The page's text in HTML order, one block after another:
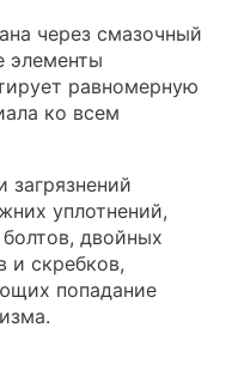
через смазочный
элементы
равномерную
ко всем
уплотнений,
двойных
и скребков,
попадание